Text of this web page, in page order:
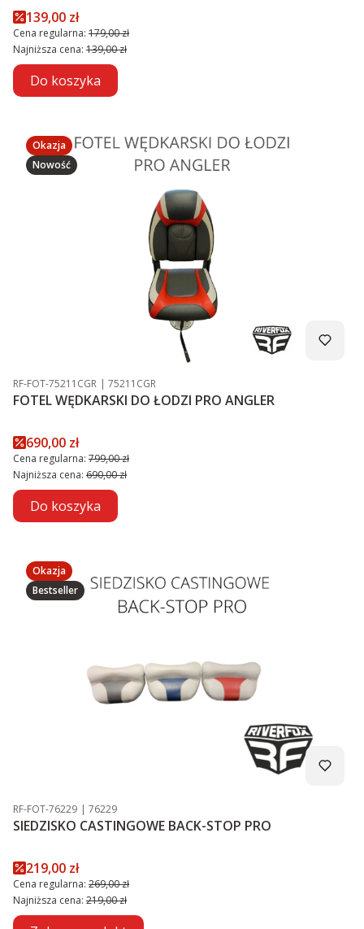
Cena promocyjna
139,00 zł
Cena regularna: 179,00 zł
Najniższa cena: 139,00 zł
Do koszyka
Okazja
Nowość
Kod produktu
RF-FOT-75211CGR Kod producenta
75211CGR
FOTEL WĘDKARSKI DO ŁODZI PRO ANGLER
Cena promocyjna
690,00 zł
Cena regularna: 799,00 zł
Najniższa cena: 690,00 zł
Do koszyka
Okazja
Bestseller
Kod produktu
RF-FOT-76229 Kod producenta
76229
SIEDZISKO CASTINGOWE BACK-STOP PRO
Cena promocyjna
219,00 zł
Cena regularna: 269,00 zł
Najniższa cena: 219,00 zł